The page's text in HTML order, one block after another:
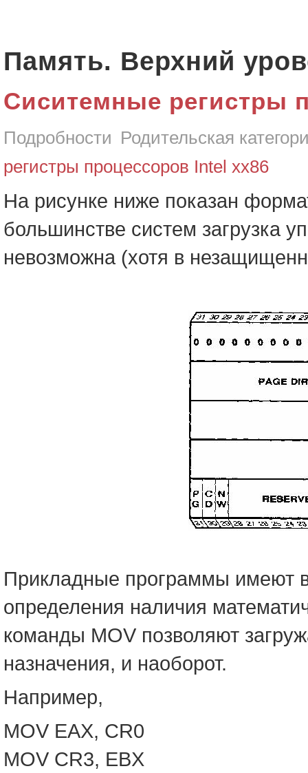
Память. Верхний
Сиситемные регистры
Подробности Родительская
регистры процессоров Intel хх86
На рисунке ниже показан
большинстве систем загрузка
невозможна (хотя в
Прикладные программы имеют
определения наличия
команды MOV позволяют
назначения, и наоборот.
Например,
MOV EAX, CR0
MOV CR3, EBX